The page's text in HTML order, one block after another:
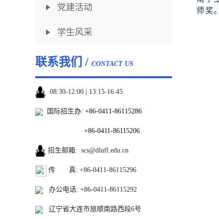
党建活动
学生风采
联系我们 / CONTACT US
08:30-12:00 | 13:15-16:45
国际招生办: +86-0411-86115286
+86-0411-86115206
招生邮箱: scs@dlufl.edu.cn
传 真: +86-0411-86115296
办公电话: +86-0411-86115292
辽宁省大连市旅顺南路西段6号
师奖